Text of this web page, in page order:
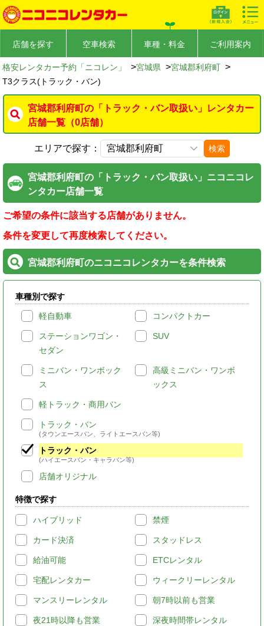
店舗を探す 空車検索 車種・料金 ご利用案内
格安レンタカー予約「ニコレン」 >宮城県 >宮城郡利府町 >
T3クラス(トラック・バン)
宮城郡利府町の「トラック・バン取扱い」レンタカー
店舗一覧（0店舗）
エリアで探す： 検索
宮城郡利府町の「トラック・バン取扱い」ニコニコレ
ンタカー店舗一覧
ご希望の条件に該当する店舗がありません。
条件を変更して再度検索してください。
宮城郡利府町のニコニコレンタカーを条件検索
車種別で探す
軽自動車 コンパクトカー
ステーションワゴン・
セダン
SUV
ミニバン・ワンボック
ス
高級ミニバン・ワンボ
ックス
軽トラック・商用バン
トラック・バン
(タウンエースバン、ライトエースバン等)
トラック・バン
(ハイエースバン・キャラバン等)
店舗オリジナル
特徴で探す
ハイブリッド 禁煙
カード決済 スタッドレス
給油可能 ETCレンタル
宅配レンタカー ウィークリーレンタル
マンスリーレンタル 朝7時以前も営業
夜21時以降も営業 深夜時間帯レンタル